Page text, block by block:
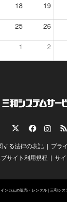
18 19
25 26
1 2
RSS
する法律の表記
プラ
ブサイト利用規程
サ
ンカムの販売・レンタル | 三和シ